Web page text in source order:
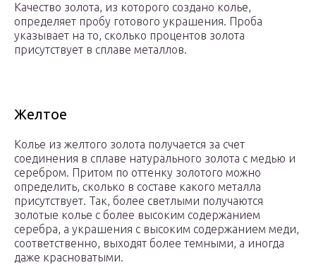
Качество золота, из которого создано колье,
определяет пробу готового украшения. Проба
указывает на то, сколько процентов золота
присутствует в сплаве металлов.
Желтое
Колье из желтого золота получается за счет
соединения в сплаве натурального золота с медью и
серебром. Притом по оттенку золотого можно
определить, сколько в составе какого металла
присутствует. Так, более светлыми получаются
золотые колье с более высоким содержанием
серебра, а украшения с высоким содержанием меди,
соответственно, выходят более темными, а иногда
даже красноватыми.